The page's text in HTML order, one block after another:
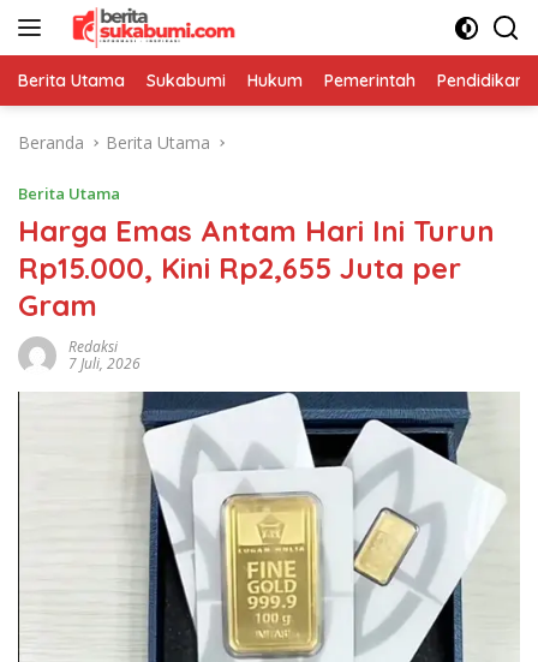
Langsung
Berita Utama Sukabumi Hukum Pemerintah Pendidikan
Beranda Berita Utama
Berita Utama
Harga Emas Antam Hari Ini Turun
Rp15.000, Kini Rp2,655 Juta per
Gram
Redaksi
7 Juli, 2026